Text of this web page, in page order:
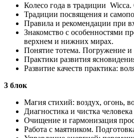
Колесо года в традиции
Традиции посвящения и
Правила и рекомендации при
Знакомство с особенностями
верхнем и нижних мирах.
Понятие тотема. Погружение и
Практики развития
Развитие качеств практика:
3 блок
Магия стихий: воздух, огонь,
Диагностика и чистка
Очищение и гармонизация
Работа с маятником.